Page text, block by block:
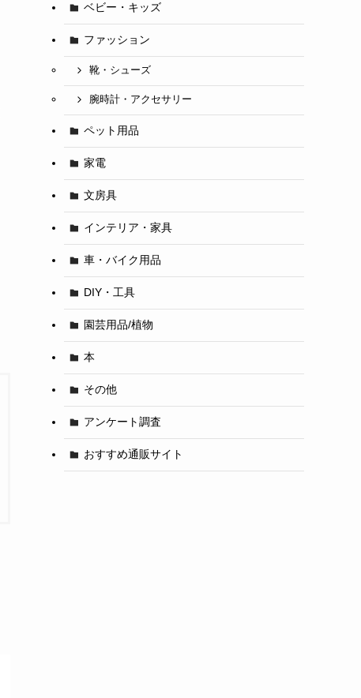
ベビー・キッズ
ファッション
靴・シューズ
腕時計・アクセサリー
ペット用品
家電
文房具
インテリア・家具
車・バイク用品
DIY・工具
園芸用品/植物
本
その他
アンケート調査
おすすめ通販サイト